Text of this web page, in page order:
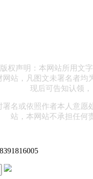
权声明：本网站所用文
网站，凡图文未署名者均
现后可告知认领，
署名或依照作者本人意愿
站，本网站不承担任何